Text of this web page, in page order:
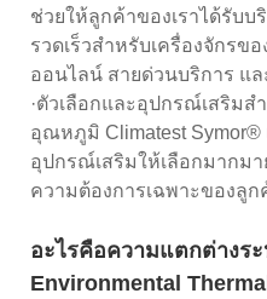
ช่วยให้ลูกค้าของเราได้รับ
รวดเร็วสำหรับเครื่องจักรข
ออนไลน์ สายด่วนบริการ แ
·ตัวเลือกและอุปกรณ์เสริมส
อุณหภูมิ Climatest Symor®
อุปกรณ์เสริมให้เลือกมากม
ความต้องการเฉพาะของลูก
อะไรคือความแตกต่างร
Environmental